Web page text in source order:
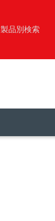
製品別検索